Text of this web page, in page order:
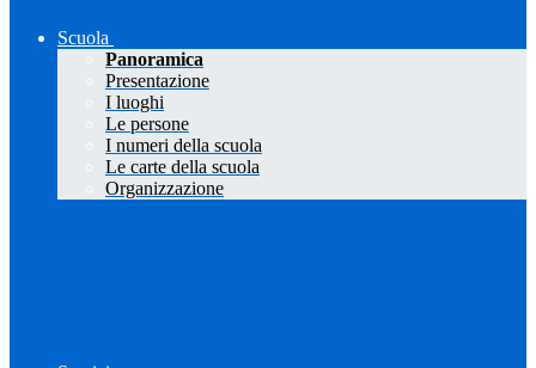
Scuola
Panoramica
Presentazione
I luoghi
Le persone
I numeri della scuola
Le carte della scuola
Organizzazione